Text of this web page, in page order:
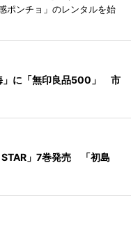
ポンチョ」のレンタルを始
」に「無印良品500」 市
STAR」7巻発売 「初島